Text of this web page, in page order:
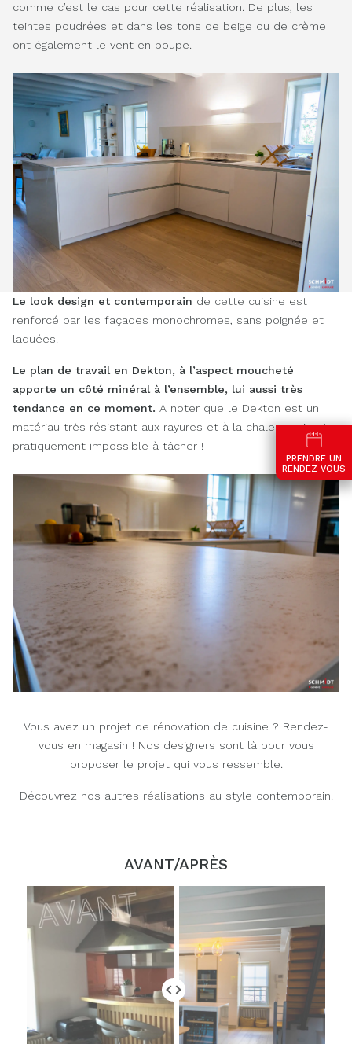
PRENDRE UN
RENDEZ-VOUS
comme c’est le cas pour cette réalisation. De plus, les
teintes poudrées et dans les tons de beige ou de crème
ont également le vent en poupe.
Le look design et contemporain de cette cuisine est
renforcé par les façades monochromes, sans poignée et
laquées.
Le plan de travail en Dekton, à l’aspect moucheté
apporte un côté minéral à l’ensemble, lui aussi très
tendance en ce moment. A noter que le Dekton est un
matériau très résistant aux rayures et à la chaleur, sain et
pratiquement impossible à tâcher !
Vous avez un projet de rénovation de cuisine ? Rendez-
vous en magasin ! Nos designers sont là pour vous
proposer le projet qui vous ressemble.
Découvrez nos autres réalisations au style contemporain.
AVANT/APRÈS